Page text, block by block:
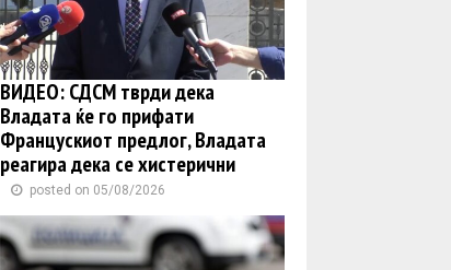
ВИДЕО: СДСМ тврди дека
Владата ќе го прифати
Францускиот предлог, Владата
реагира дека се хистерични
posted on 05/08/2026